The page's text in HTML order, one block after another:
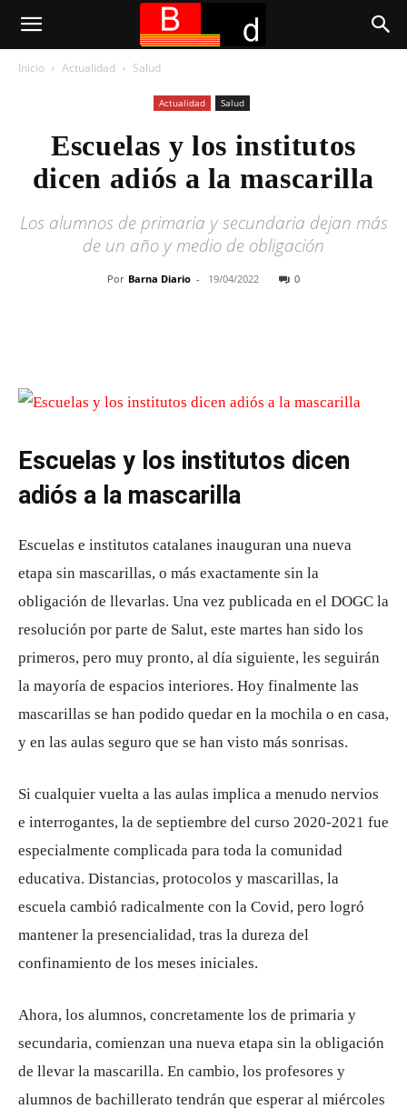
Inicio Actualidad Salud
Actualidad Salud
Escuelas y los institutos
dicen adiós a la mascarilla
Los alumnos de primaria y secundaria dejan más
de un año y medio de obligación
Por Barna Diario - 19/04/2022 0
Escuelas y los institutos dicen
adiós a la mascarilla
Escuelas e institutos catalanes inauguran una nueva
etapa sin mascarillas, o más exactamente sin la
obligación de llevarlas. Una vez publicada en el DOGC la
resolución por parte de Salut, este martes han sido los
primeros, pero muy pronto, al día siguiente, les seguirán
la mayoría de espacios interiores. Hoy finalmente las
mascarillas se han podido quedar en la mochila o en casa,
y en las aulas seguro que se han visto más sonrisas.
Si cualquier vuelta a las aulas implica a menudo nervios
e interrogantes, la de septiembre del curso 2020-2021 fue
especialmente complicada para toda la comunidad
educativa. Distancias, protocolos y mascarillas, la
escuela cambió radicalmente con la Covid, pero logró
mantener la presencialidad, tras la dureza del
confinamiento de los meses iniciales.
Ahora, los alumnos, concretamente los de primaria y
secundaria, comienzan una nueva etapa sin la obligación
de llevar la mascarilla. En cambio, los profesores y
alumnos de bachillerato tendrán que esperar al miércoles